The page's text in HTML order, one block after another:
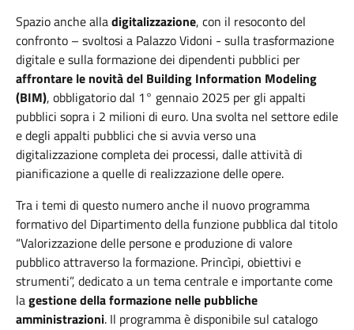
Spazio anche alladigitalizzazione, con il resoconto del
confronto – svoltosi a Palazzo Vidoni - sulla trasformazione
digitale e sulla formazione dei dipendenti pubblici per
affrontare le novità del Building Information Modeling
(BIM), obbligatorio dal 1° gennaio 2025 per gli appalti
pubblici sopra i 2 milioni di euro. Una svolta nel settore edile
e degli appalti pubblici che si avvia verso una
digitalizzazione completa dei processi, dalle attività di
pianificazione a quelle di realizzazione delle opere.
Tra i temi di questo numero anche il nuovo programma
formativo del Dipartimento della funzione pubblica dal titolo
“Valorizzazione delle persone e produzione di valore
pubblico attraverso la formazione. Princìpi, obiettivi e
strumenti”, dedicato a un tema centrale e importante come
lagestione della formazione nelle pubbliche
amministrazioni. Il programma è disponibile sul catalogo